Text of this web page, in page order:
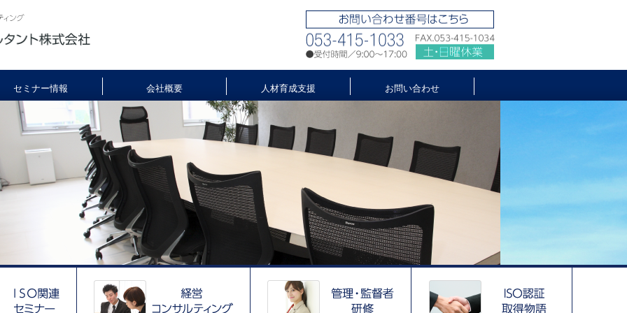
セミナー情報 会社概要 人材育成支援 お問い合わせ